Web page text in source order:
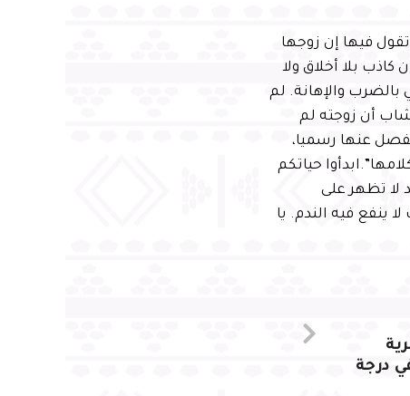
فيها إن زوجها
بلا أخلاق ولا
بالضرب والإهانة. لم
شاب أن زوجته لم
عنها رسميا،
حياتكم
لا تظهر على
ينفع فيه الندم. يا
درجة